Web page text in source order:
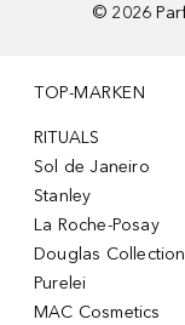
© 2026
TOP-MARKEN
RITUALS
Sol de Janeiro
Stanley
La Roche-Posay
Douglas Collection
Purelei
MAC Cosmetics